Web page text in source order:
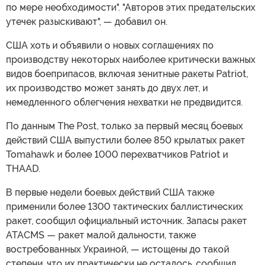
по мере необходимости". "Авторов этих предательских
утечек разыскивают", — добавил он.
США хоть и объявили о новых соглашениях по
производству некоторых наиболее критически важных
видов боеприпасов, включая зенитные ракеты Patriot,
их производство может занять до двух лет, и
немедленного облегчения нехватки не предвидится.
По данным The Post, только за первый месяц боевых
действий США выпустили более 850 крылатых ракет
Tomahawk и более 1000 перехватчиков Patriot и
THAAD.
В первые недели боевых действий США также
применили более 1300 тактических баллистических
ракет, сообщил официальный источник. Запасы ракет
ATACMS — ракет малой дальности, также
востребованных Украиной, — истощены до такой